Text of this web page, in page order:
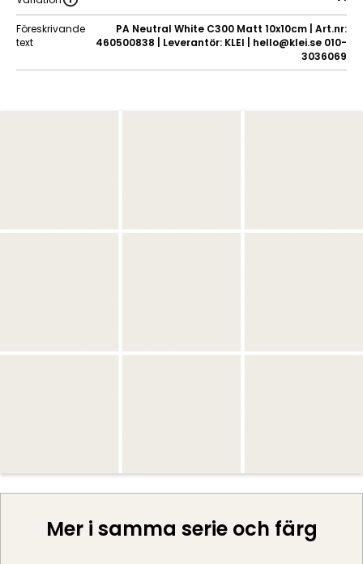
Föreskrivande
text
PA Neutral White C300 Matt 10x10cm | Art.nr:
460500838 | Leverantör: KLEI | hello@klei.se 010-
3036069
Mer i samma serie och färg